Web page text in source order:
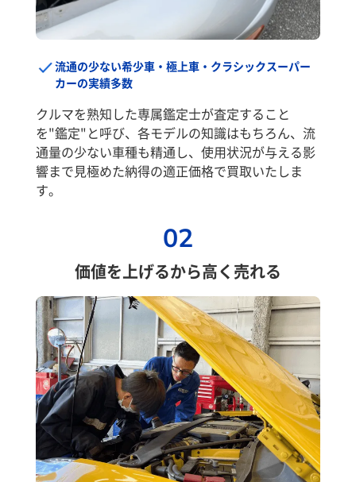
流通の少ない希少車・極上車・クラシックスーパー
カーの実績多数
クルマを熟知した専属鑑定士が査定すること
を"鑑定"と呼び、各モデルの知識はもちろん、流
通量の少ない車種も精通し、使用状況が与える影
響まで見極めた納得の適正価格で買取いたしま
す。
02
価値を上げるから高く売れる